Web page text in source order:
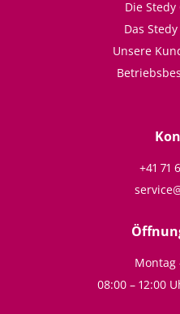
Die
Das
Unsere
+41 71
Montag
08:00 – 12:00